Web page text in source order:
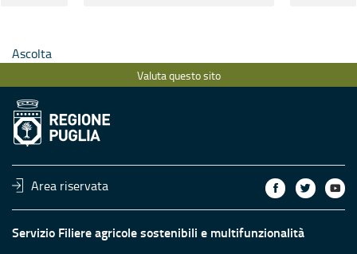
Ascolta
Valuta questo sito
Area riservata
Servizio Filiere agricole sostenibili e multifunzionalità